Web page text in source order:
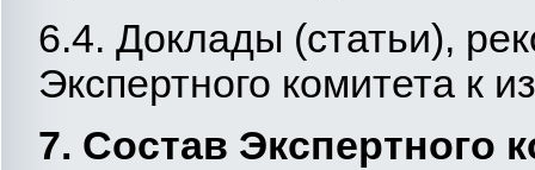
6.4. Доклады (статьи),
Экспертного комитета к
7. Состав Экспертного